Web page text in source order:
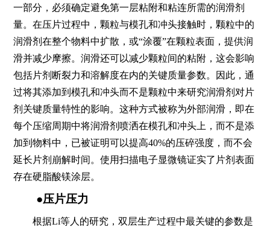
一部分，必须确定避免第一层粘附和粘连所需的润滑剂
量。在压片过程中，颗粒与模孔和冲头接触时，颗粒中的
润滑剂在整个物料中扩散，或“涂覆”在颗粒表面，提供润
滑并减少摩擦。润滑还可以减少颗粒间的粘附，这会影响
包括片剂断裂力和溶解度在内的关键质量参数。因此，通
过将其添加到模孔和冲头而不是颗粒中来研究润滑剂对片
剂关键质量特性的影响。这种方式被称为外部润滑，即在
每个压缩周期中将润滑剂喷洒在模孔和冲头上，而不是添
加到物料中，已被证明可以提高40%的压碎强度，而不会
延长片剂崩解时间。使用扫描电子显微镜证实了片剂表面
存在硬脂酸镁涂层。
●压片压力
根据Li等人的研究，双层生产过程中最关键的参数是